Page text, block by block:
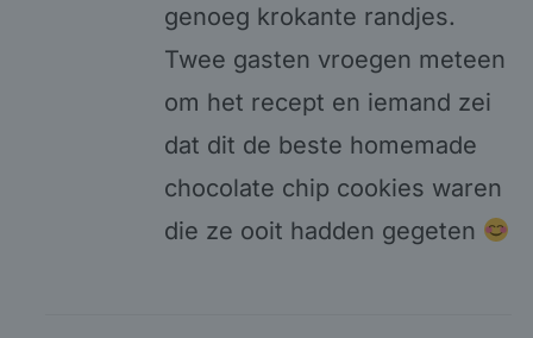
genoeg krokante randjes.
Twee gasten vroegen meteen
om het recept en iemand zei
dat dit de beste homemade
chocolate chip cookies waren
die ze ooit hadden gegeten